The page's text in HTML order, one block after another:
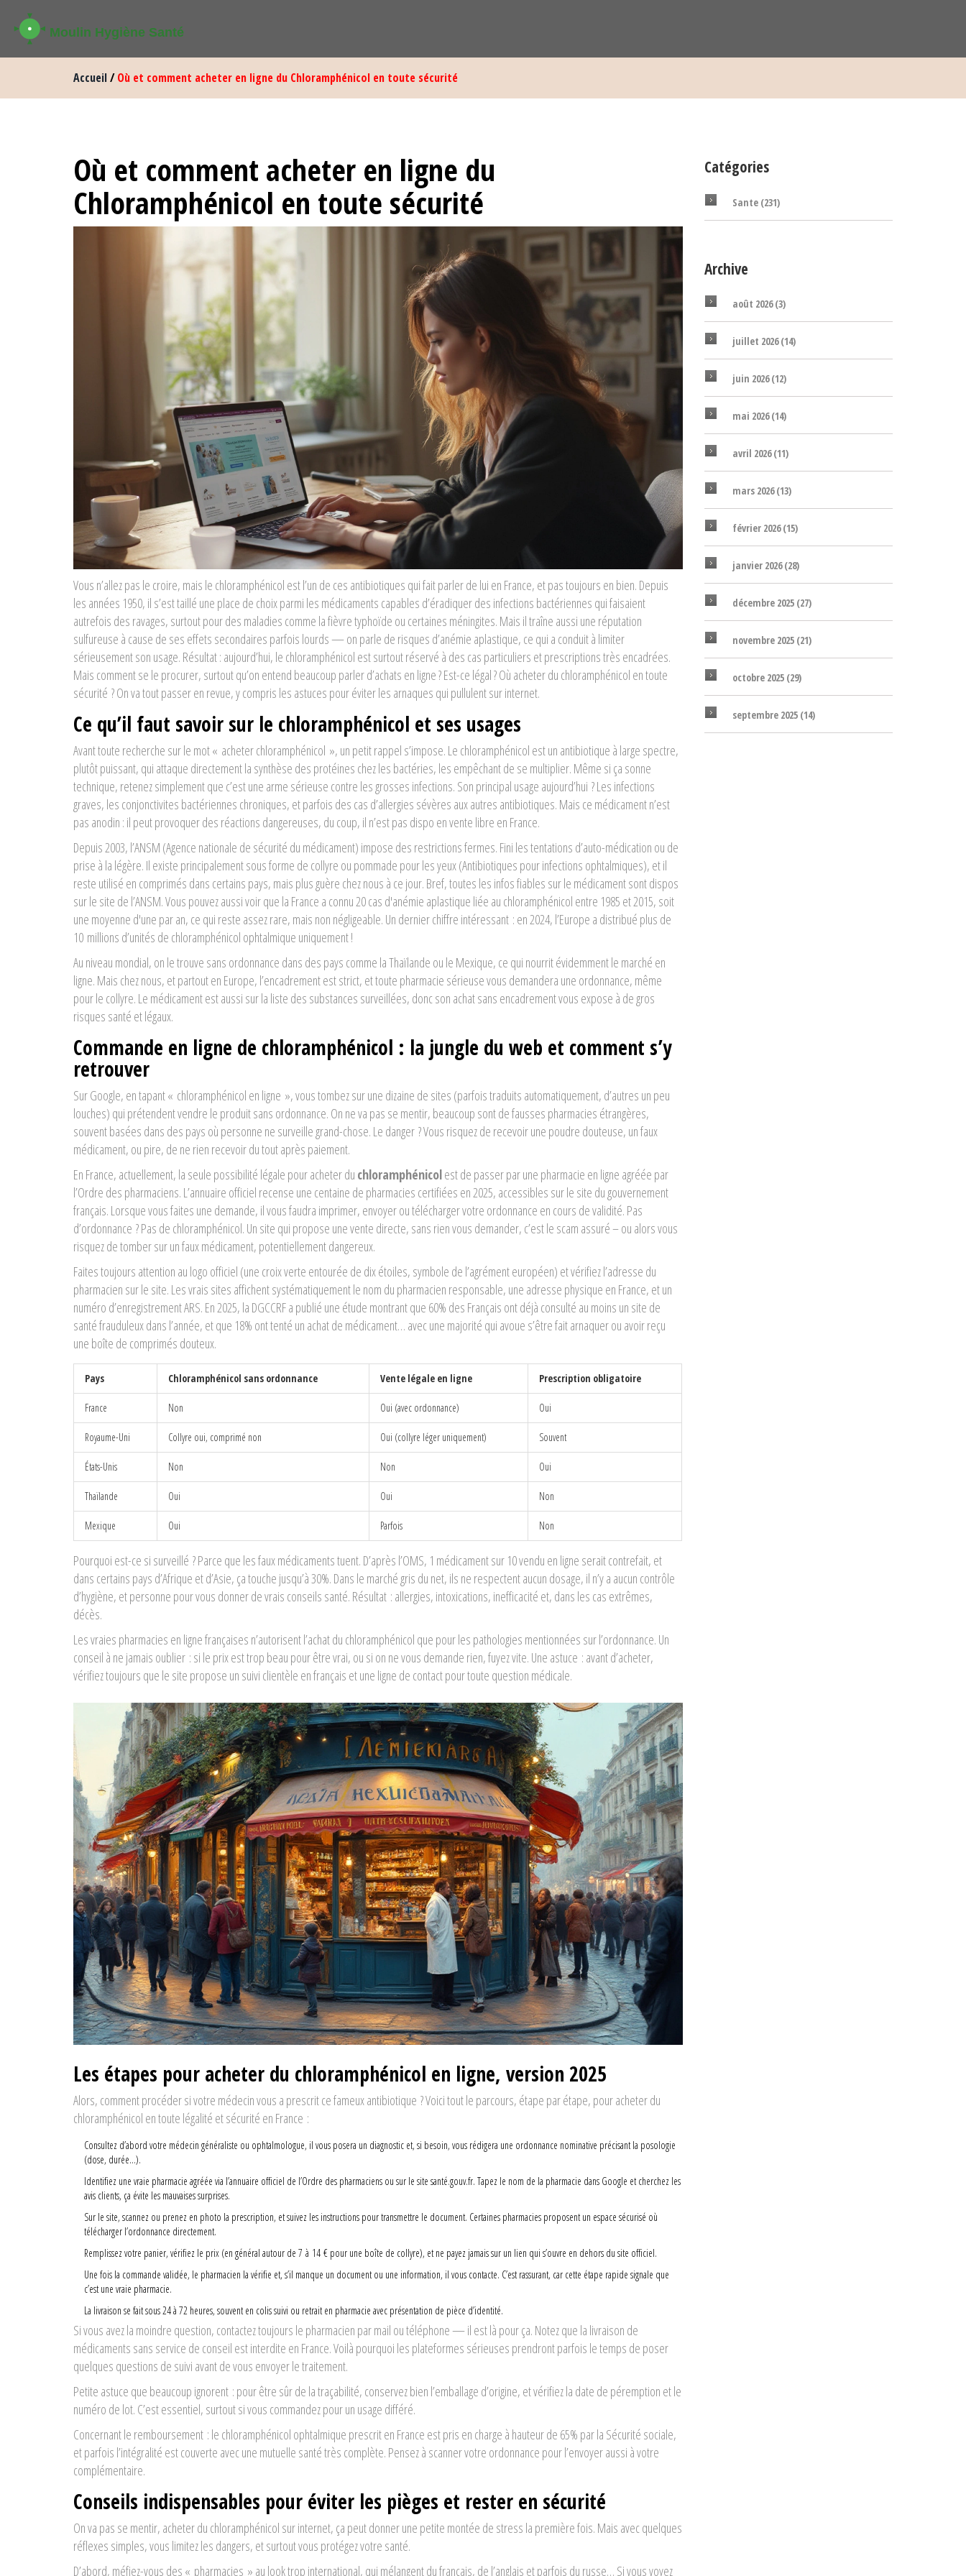
Accueil/Où et comment acheter en ligne du Chloramphénicol en toute sécurité
Où et comment acheter en ligne du
Chloramphénicol en toute sécurité
Vous n’allez pas le croire, mais le chloramphénicol est l’un de ces antibiotiques qui fait parler de lui en France, et pas toujours en bien. Depuis
les années 1950, il s’est taillé une place de choix parmi les médicaments capables d’éradiquer des infections bactériennes qui faisaient
autrefois des ravages, surtout pour des maladies comme la fièvre typhoïde ou certaines méningites. Mais il traîne aussi une réputation
sulfureuse à cause de ses effets secondaires parfois lourds — on parle de risques d’anémie aplastique, ce qui a conduit à limiter
sérieusement son usage. Résultat : aujourd’hui, le chloramphénicol est surtout réservé à des cas particuliers et prescriptions très encadrées.
Mais comment se le procurer, surtout qu’on entend beaucoup parler d’achats en ligne ? Est-ce légal ? Où acheter du chloramphénicol en toute
sécurité ? On va tout passer en revue, y compris les astuces pour éviter les arnaques qui pullulent sur internet.
Ce qu’il faut savoir sur le chloramphénicol et ses usages
Avant toute recherche sur le mot « acheter chloramphénicol », un petit rappel s’impose. Le chloramphénicol est un antibiotique à large spectre,
plutôt puissant, qui attaque directement la synthèse des protéines chez les bactéries, les empêchant de se multiplier. Même si ça sonne
technique, retenez simplement que c’est une arme sérieuse contre les grosses infections. Son principal usage aujourd’hui ? Les infections
graves, les conjonctivites bactériennes chroniques, et parfois des cas d’allergies sévères aux autres antibiotiques. Mais ce médicament n’est
pas anodin : il peut provoquer des réactions dangereuses, du coup, il n’est pas dispo en vente libre en France.
Depuis 2003, l’ANSM (Agence nationale de sécurité du médicament) impose des restrictions fermes. Fini les tentations d’auto-médication ou de
prise à la légère. Il existe principalement sous forme de collyre ou pommade pour les yeux (Antibiotiques pour infections ophtalmiques), et il
reste utilisé en comprimés dans certains pays, mais plus guère chez nous à ce jour. Bref, toutes les infos fiables sur le médicament sont dispos
sur le site de l’ANSM. Vous pouvez aussi voir que la France a connu 20 cas d'anémie aplastique liée au chloramphénicol entre 1985 et 2015, soit
une moyenne d'une par an, ce qui reste assez rare, mais non négligeable. Un dernier chiffre intéressant : en 2024, l’Europe a distribué plus de
10 millions d’unités de chloramphénicol ophtalmique uniquement !
Au niveau mondial, on le trouve sans ordonnance dans des pays comme la Thaïlande ou le Mexique, ce qui nourrit évidemment le marché en
ligne. Mais chez nous, et partout en Europe, l’encadrement est strict, et toute pharmacie sérieuse vous demandera une ordonnance, même
pour le collyre. Le médicament est aussi sur la liste des substances surveillées, donc son achat sans encadrement vous expose à de gros
risques santé et légaux.
Commande en ligne de chloramphénicol : la jungle du web et comment s’y
retrouver
Sur Google, en tapant « chloramphénicol en ligne », vous tombez sur une dizaine de sites (parfois traduits automatiquement, d’autres un peu
louches) qui prétendent vendre le produit sans ordonnance. On ne va pas se mentir, beaucoup sont de fausses pharmacies étrangères,
souvent basées dans des pays où personne ne surveille grand-chose. Le danger ? Vous risquez de recevoir une poudre douteuse, un faux
médicament, ou pire, de ne rien recevoir du tout après paiement.
En France, actuellement, la seule possibilité légale pour acheter du chloramphénicolest de passer par une pharmacie en ligne agréée par
l’Ordre des pharmaciens. L’annuaire officiel recense une centaine de pharmacies certifiées en 2025, accessibles sur le site du gouvernement
français. Lorsque vous faites une demande, il vous faudra imprimer, envoyer ou télécharger votre ordonnance en cours de validité. Pas
d’ordonnance ? Pas de chloramphénicol. Un site qui propose une vente directe, sans rien vous demander, c’est le scam assuré – ou alors vous
risquez de tomber sur un faux médicament, potentiellement dangereux.
Faites toujours attention au logo officiel (une croix verte entourée de dix étoiles, symbole de l’agrément européen) et vérifiez l’adresse du
pharmacien sur le site. Les vrais sites affichent systématiquement le nom du pharmacien responsable, une adresse physique en France, et un
numéro d’enregistrement ARS. En 2025, la DGCCRF a publié une étude montrant que 60% des Français ont déjà consulté au moins un site de
santé frauduleux dans l’année, et que 18% ont tenté un achat de médicament… avec une majorité qui avoue s’être fait arnaquer ou avoir reçu
une boîte de comprimés douteux.
Pays Chloramphénicol sans ordonnance Vente légale en ligne Prescription obligatoire
France Non Oui (avec ordonnance) Oui
Royaume-Uni Collyre oui, comprimé non Oui (collyre léger uniquement) Souvent
États-Unis Non Non Oui
Thaïlande Oui Oui Non
Mexique Oui Parfois Non
Pourquoi est-ce si surveillé ? Parce que les faux médicaments tuent. D’après l’OMS, 1 médicament sur 10 vendu en ligne serait contrefait, et
dans certains pays d’Afrique et d’Asie, ça touche jusqu’à 30%. Dans le marché gris du net, ils ne respectent aucun dosage, il n’y a aucun contrôle
d’hygiène, et personne pour vous donner de vrais conseils santé. Résultat : allergies, intoxications, inefficacité et, dans les cas extrêmes,
décès.
Les vraies pharmacies en ligne françaises n’autorisent l’achat du chloramphénicol que pour les pathologies mentionnées sur l’ordonnance. Un
conseil à ne jamais oublier : si le prix est trop beau pour être vrai, ou si on ne vous demande rien, fuyez vite. Une astuce : avant d’acheter,
vérifiez toujours que le site propose un suivi clientèle en français et une ligne de contact pour toute question médicale.
Les étapes pour acheter du chloramphénicol en ligne, version 2025
Alors, comment procéder si votre médecin vous a prescrit ce fameux antibiotique ? Voici tout le parcours, étape par étape, pour acheter du
chloramphénicol en toute légalité et sécurité en France :
Consultez d’abord votre médecin généraliste ou ophtalmologue, il vous posera un diagnostic et, si besoin, vous rédigera une ordonnance nominative précisant la posologie
(dose, durée…).
Identifiez une vraie pharmacie agréée via l’annuaire officiel de l’Ordre des pharmaciens ou sur le site santé.gouv.fr. Tapez le nom de la pharmacie dans Google et cherchez les
avis clients, ça évite les mauvaises surprises.
Sur le site, scannez ou prenez en photo la prescription, et suivez les instructions pour transmettre le document. Certaines pharmacies proposent un espace sécurisé où
télécharger l’ordonnance directement.
Remplissez votre panier, vérifiez le prix (en général autour de 7 à 14 € pour une boîte de collyre), et ne payez jamais sur un lien qui s’ouvre en dehors du site officiel.
Une fois la commande validée, le pharmacien la vérifie et, s’il manque un document ou une information, il vous contacte. C’est rassurant, car cette étape rapide signale que
c’est une vraie pharmacie.
La livraison se fait sous 24 à 72 heures, souvent en colis suivi ou retrait en pharmacie avec présentation de pièce d’identité.
Si vous avez la moindre question, contactez toujours le pharmacien par mail ou téléphone — il est là pour ça. Notez que la livraison de
médicaments sans service de conseil est interdite en France. Voilà pourquoi les plateformes sérieuses prendront parfois le temps de poser
quelques questions de suivi avant de vous envoyer le traitement.
Petite astuce que beaucoup ignorent : pour être sûr de la traçabilité, conservez bien l’emballage d’origine, et vérifiez la date de péremption et le
numéro de lot. C’est essentiel, surtout si vous commandez pour un usage différé.
Concernant le remboursement : le chloramphénicol ophtalmique prescrit en France est pris en charge à hauteur de 65% par la Sécurité sociale,
et parfois l’intégralité est couverte avec une mutuelle santé très complète. Pensez à scanner votre ordonnance pour l’envoyer aussi à votre
complémentaire.
Conseils indispensables pour éviter les pièges et rester en sécurité
On va pas se mentir, acheter du chloramphénicol sur internet, ça peut donner une petite montée de stress la première fois. Mais avec quelques
réflexes simples, vous limitez les dangers, et surtout vous protégez votre santé.
D’abord, méfiez-vous des « pharmacies » au look trop international, qui mélangent du français, de l’anglais et parfois du russe… Si vous voyez
Catégories
Sante (231)
Archive
août 2026(3)
juillet 2026(14)
juin 2026(12)
mai 2026(14)
avril 2026(11)
mars 2026(13)
février 2026(15)
janvier 2026(28)
décembre 2025 (27)
novembre 2025 (21)
octobre 2025 (29)
septembre 2025 (14)